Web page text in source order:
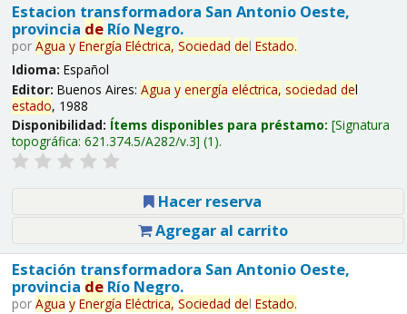
Estacion transformadora San Antonio Oeste,
provincia deRío Negro.
por Agua y Energía Eléctrica, Sociedad del Estado.
Idioma: Español
Editor: Buenos Aires: Agua y energía eléctrica, sociedad del
estado, 1988
Disponibilidad: Ítems disponibles para préstamo: Signatura
topográfica: 621.374.5/A282/v.3 (1).
Hacer reserva
Agregar al carrito
Estación transformadora San Antonio Oeste,
provincia deRío Negro.
por Agua y Energía Eléctrica, Sociedad del Estado.